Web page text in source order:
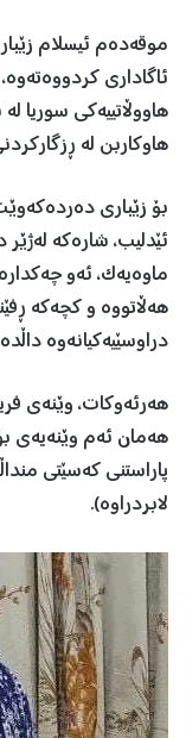
موقەدەم ئیسلام
ئاگاداری
هاووڵاتییەکی سوریا
هاوکاربن لە
بۆ زێباری
ئێدلیب، شارەکە
ماوەیەک، ئەو
هەڵاتووە و کچەکە
دراوسێیەکیانەوە
هەرئەوکات، وێنەی
هەمان ئەم وێنەیەی
پاراستنی کەسێتی
لابردراوە).